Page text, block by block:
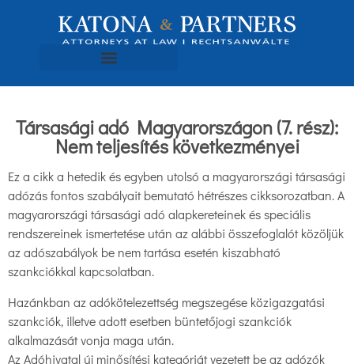
Társasági adó Magyarországon (7. rész):
Nem teljesítés következményei
Ez a cikk a hetedik és egyben utolsó a magyarországi társasági
adózás fontos szabályait bemutató hétrészes cikksorozatban. A
magyarországi társasági adó alapkereteinek és speciális
rendszereinek ismertetése után az alábbi összefoglalót közöljük
az adószabályok be nem tartása esetén kiszabható
szankciókkal kapcsolatban.
Hazánkban az adókötelezettség megszegése közigazgatási
szankciók, illetve adott esetben büntetőjogi szankciók
alkalmazását vonja maga után.
Az Adóhivatal új minősítési kategóriát vezetett be az adózók